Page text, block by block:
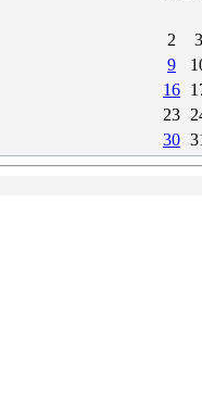
2
3
9
16
23
30